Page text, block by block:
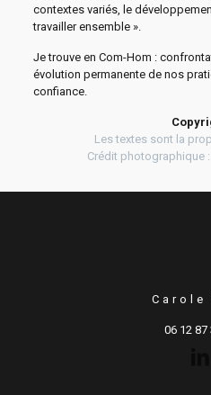
contextes variés, le
travailler ensemble ».
Je trouve en Com-Hom :
évolution permanente de nos
confiance.
Les textes sont la
Crédit photographique
Carole
06 12 87